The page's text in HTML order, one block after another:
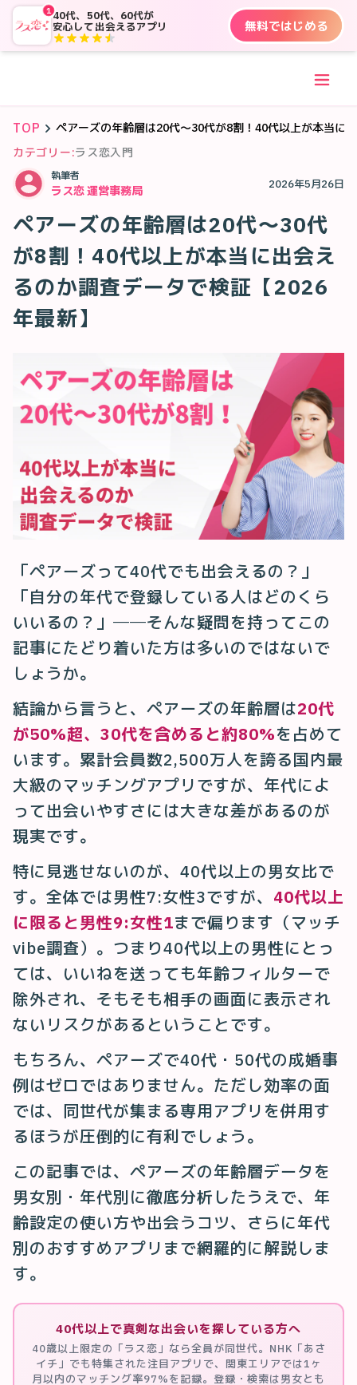
140代、50代、60代が
安心して出会えるアプリ
無料ではじめる
TOP
ペアーズの年齢層は20代〜30代が8割！40代以上が本当に
カテゴリー:ラス恋入門
執筆者
ラス恋 運営事務局 2026年5月26日
ペアーズの年齢層は20代〜30代
が8割！40代以上が本当に出会え
るのか調査データで検証【2026
年最新】
「ペアーズって40代でも出会えるの？」
「自分の年代で登録している人はどのくら
いいるの？」──そんな疑問を持ってこの
記事にたどり着いた方は多いのではないで
しょうか。
結論から言うと、ペアーズの年齢層は20代
が50%超、30代を含めると約80%を占めて
います。累計会員数2,500万人を誇る国内最
大級のマッチングアプリですが、年代によ
って出会いやすさには大きな差があるのが
現実です。
特に見逃せないのが、40代以上の男女比で
す。全体では男性7:女性3ですが、 40代以上
に限ると男性9:女性1まで偏ります（マッチ
vibe調査）。つまり40代以上の男性にとっ
ては、いいねを送っても年齢フィルターで
除外され、そもそも相手の画面に表示され
ないリスクがあるということです。
もちろん、ペアーズで40代・50代の成婚事
例はゼロではありません。ただし効率の面
では、同世代が集まる専用アプリを併用す
るほうが圧倒的に有利でしょう。
この記事では、ペアーズの年齢層データを
男女別・年代別に徹底分析したうえで、年
齢設定の使い方や出会うコツ、さらに年代
別のおすすめアプリまで網羅的に解説しま
す。
40代以上で真剣な出会いを探している方へ
40歳以上限定の「ラス恋」なら全員が同世代。NHK「あさ
イチ」でも特集された注目アプリで、関東エリアでは1ヶ
月以内のマッチング率97%を記録。登録・検索は男女とも